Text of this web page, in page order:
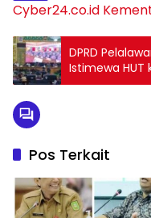
Cyber24.co.id
DPRD
Istimewa HUT
Dewan
Pos Terkait